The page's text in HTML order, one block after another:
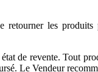
retourner les
de revente. Tout
Le Vendeur